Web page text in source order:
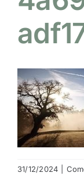
NOTICIAS
OFERTAS
RESERVAR
31/12/2024